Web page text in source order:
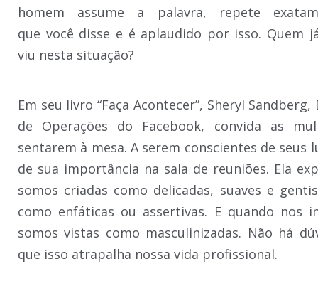
homem assume a palavra, repete
que você disse e é aplaudido por isso. Quem
viu nesta situação?
Em seu livro “Faça Acontecer”, Sheryl
de Operações do Facebook, convida as
sentarem à mesa. A serem conscientes de seus
de sua importância na sala de reuniões. Ela
somos criadas como delicadas, suaves e
como enfáticas ou assertivas. E quando nos
somos vistas como masculinizadas. Não há
que isso atrapalha nossa vida profissional.